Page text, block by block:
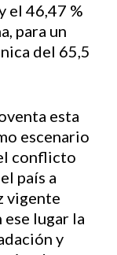
el 46,47 %
para un
del 65,5
esta
escenario
conflicto
país a
vigente
lugar la
y